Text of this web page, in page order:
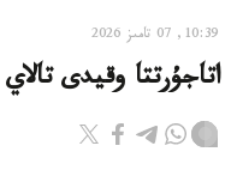
10:39, 07 تامىز 2026
اتاجۇرتتا وقيدى